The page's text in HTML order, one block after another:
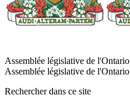
Assemblée législative de l'Ontario
Assemblée législative de l'Ontario
Rechercher dans ce site